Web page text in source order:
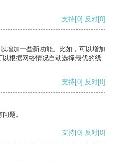
支持[0] 反对[0]
增加一些新功能。比如，可以增加
根据网络情况自动选择最优的线
支持[0] 反对[0]
题。
支持[0] 反对[0]